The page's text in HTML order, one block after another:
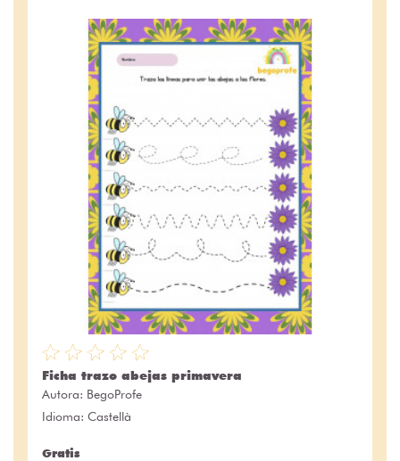
Ficha trazo abejas primavera
Autora: BegoProfe
Idioma: Castellà
Gratis